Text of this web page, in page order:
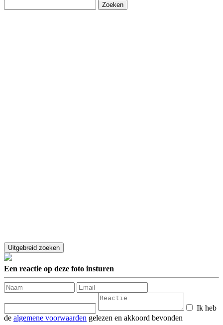
Een reactie op deze foto insturen
Ik heb
de algemene voorwaarden gelezen en akkoord bevonden